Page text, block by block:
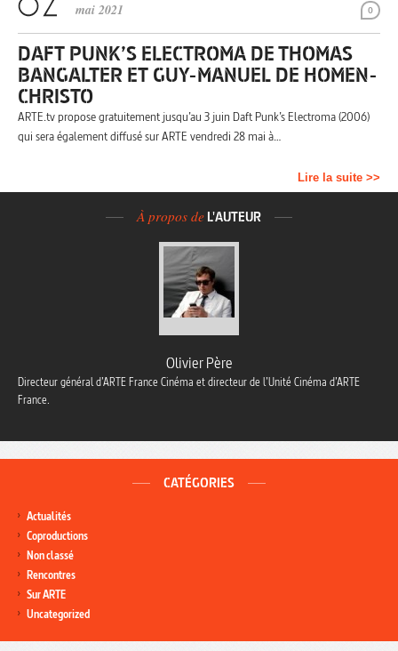
0
mai 2021
DAFT PUNK’S ELECTROMA DE THOMAS
BANGALTER ET GUY-MANUEL DE HOMEN-
CHRISTO
ARTE.tv propose gratuitement jusqu’au 3 juin Daft Punk’s Electroma (2006)
qui sera également diffusé sur ARTE vendredi 28 mai à…
Lire la suite >>
À propos de L'AUTEUR
Olivier Père
Directeur général d’ARTE France Cinéma et directeur de l’Unité Cinéma d’ARTE
France.
CATÉGORIES
Actualités
Coproductions
Non classé
Rencontres
Sur ARTE
Uncategorized